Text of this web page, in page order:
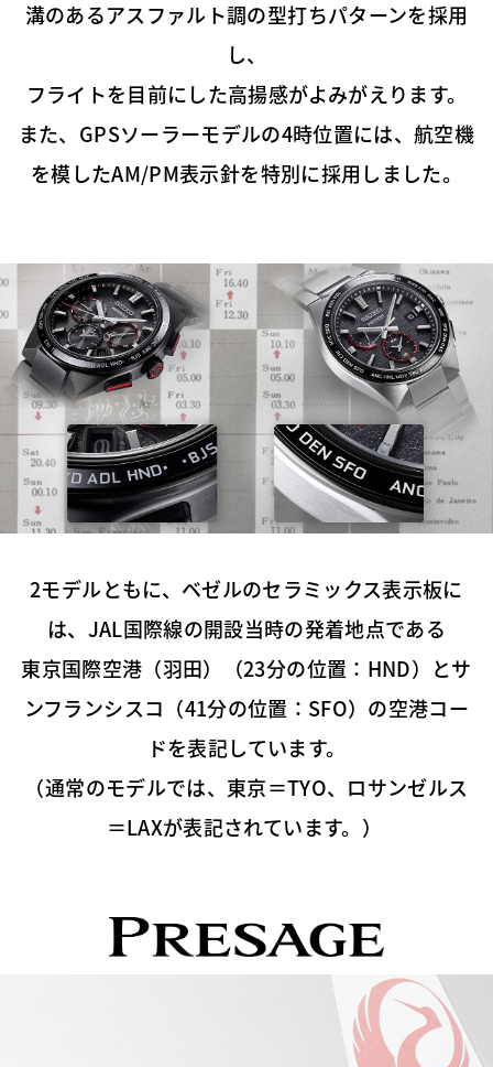
溝のあるアスファルト調の型打ちパターンを採用
し、
フライトを目前にした高揚感がよみがえります。
また、GPSソーラーモデルの4時位置には、航空機
を模したAM/PM表示針を特別に採用しました。
2モデルともに、ベゼルのセラミックス表示板に
は、JAL国際線の開設当時の発着地点である
東京国際空港（羽田）（23分の位置：HND）とサ
ンフランシスコ（41分の位置：SFO）の空港コー
ドを表記しています。
（通常のモデルでは、東京＝TYO、ロサンゼルス
＝LAXが表記されています。）